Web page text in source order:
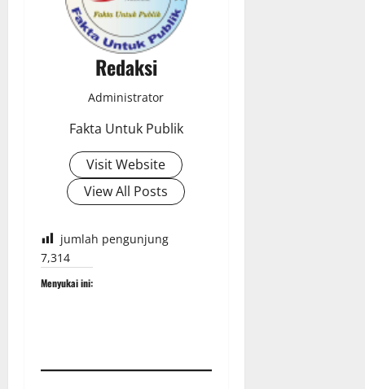
Redaksi
Administrator
Fakta Untuk Publik
Visit Website
View All Posts
jumlah pengunjung
7,314
Menyukai ini: